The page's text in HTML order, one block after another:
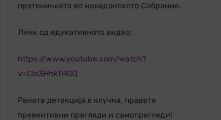
пратеничката во македонското Собрание.
Линк од едукативното видео:
https://www.youtube.com/watch?
v=CIa3HhkTRDQ
Раната детекција е клyчна, правете
превентивни прегледи и самопрегледи!